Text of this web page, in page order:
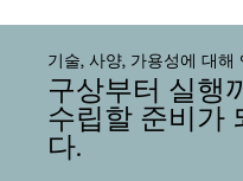
기술, 사양, 가용성에 대해
구상부터 실행
수립할 준비가
다.